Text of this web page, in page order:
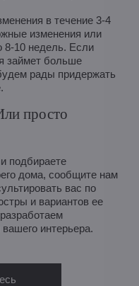
в течение 3-4
изменения или
8-10 недель. Если
займет больше
рады придержать
просто
подбираете
дома, сообщите нам
вас по
и вариантов ее
интерьера.